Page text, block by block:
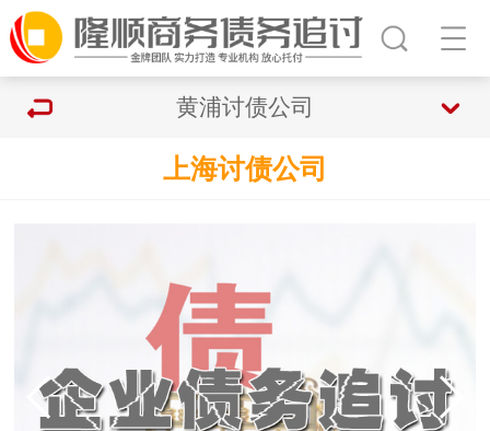
黄浦讨债公司
上海讨债公司